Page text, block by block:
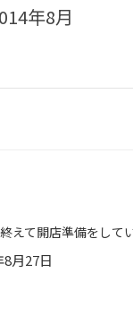
年8月
8月27日